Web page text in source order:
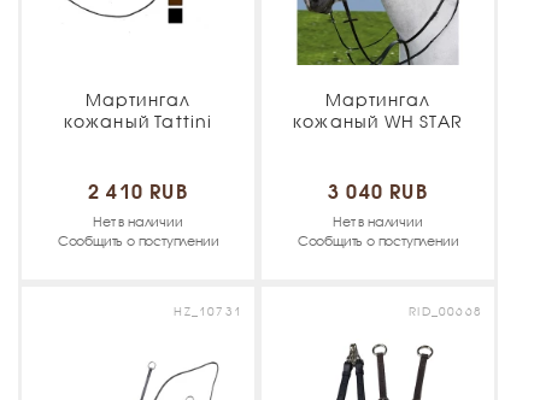
Мартингал
кожаный Tattini
2 410 RUB
Нет в наличии
Сообщить о поступлении
Мартингал
кожаный WH STAR
3 040 RUB
Нет в наличии
Сообщить о поступлении
HZ_10731 RID_00668